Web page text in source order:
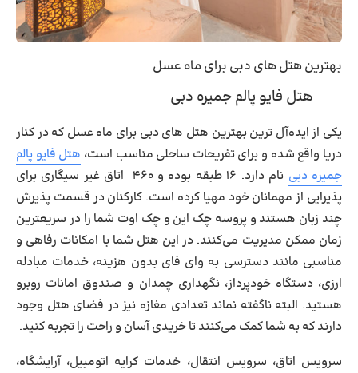
بهترین هتل های دبی برای ماه عسل
هتل فایو پالم جمیره دبی
یکی از ایده‌آل ترین بهترین هتل های دبی برای ماه عسل که در کنار
دریا واقع شده و برای تفریحات ساحلی مناسب است، هتل فایو پالم
جمیره دبی
نام دارد. ۱۶ طبقه بوده و ۴۶۰ اتاق غیر سیگاری برای
پذیرایی از مهمانان خود مهیا کرده است. کارکنان در قسمت پذیرش
چند زبان هستند و پروسه چک این و چک اوت شما را در سریعترین
زمان ممکن مدیریت می‌کنند. در این هتل شما با امکانات رفاهی و
مناسبی مانند دسترسی به وای فای بدون هزینه، خدمات مبادله
ارزی، دستگاه خودپرداز، نگهداری چمدان و صندوق امانات روبرو
هستید. البته ناگفته نماند تعدادی مغازه نیز در فضای هتل وجود
دارند که به شما کمک می‌کنند تا خریدی آسان و راحت را تجربه کنید.
سرویس اتاق، سرویس انتقال، خدمات کرایه اتومبیل، آرایشگاه،